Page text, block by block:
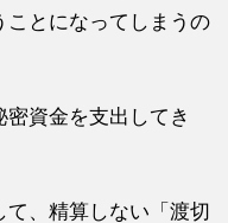
ことになってしまうの
資金を支出してき
、精算しない「渡切